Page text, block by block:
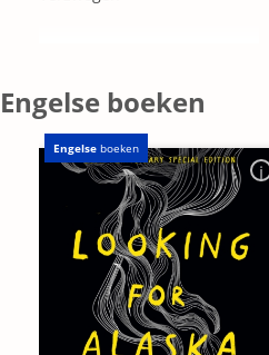
Engelse boeken
Engelse boeken